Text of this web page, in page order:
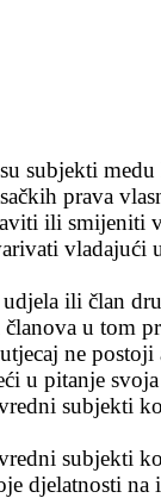
subjekti medu
prava
ili smijeniti
vladajući
ili član
u tom
ne
u pitanje
subjekti
subjekti
djelatnosti na